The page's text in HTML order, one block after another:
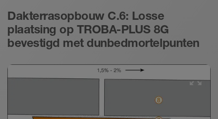
Dakterrasopbouw C.6: Losse
plaatsing op TROBA-PLUS 8G
bevestigd met dunbedmortelpunten